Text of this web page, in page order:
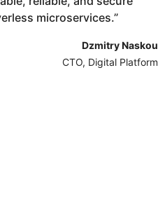
microservices.”
Dzmitry Naskou
CTO, Digital Platform